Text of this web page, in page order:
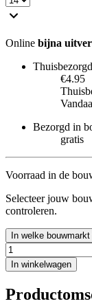
Online bijna
Thuisbezorgd
€4.95
Bezorgd in
gratis
Voorraad in de
Selecteer jouw
controleren.
In welke
In winkelwagen